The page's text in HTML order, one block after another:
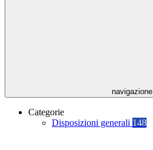
navigazione
Categorie
Disposizioni generali 148